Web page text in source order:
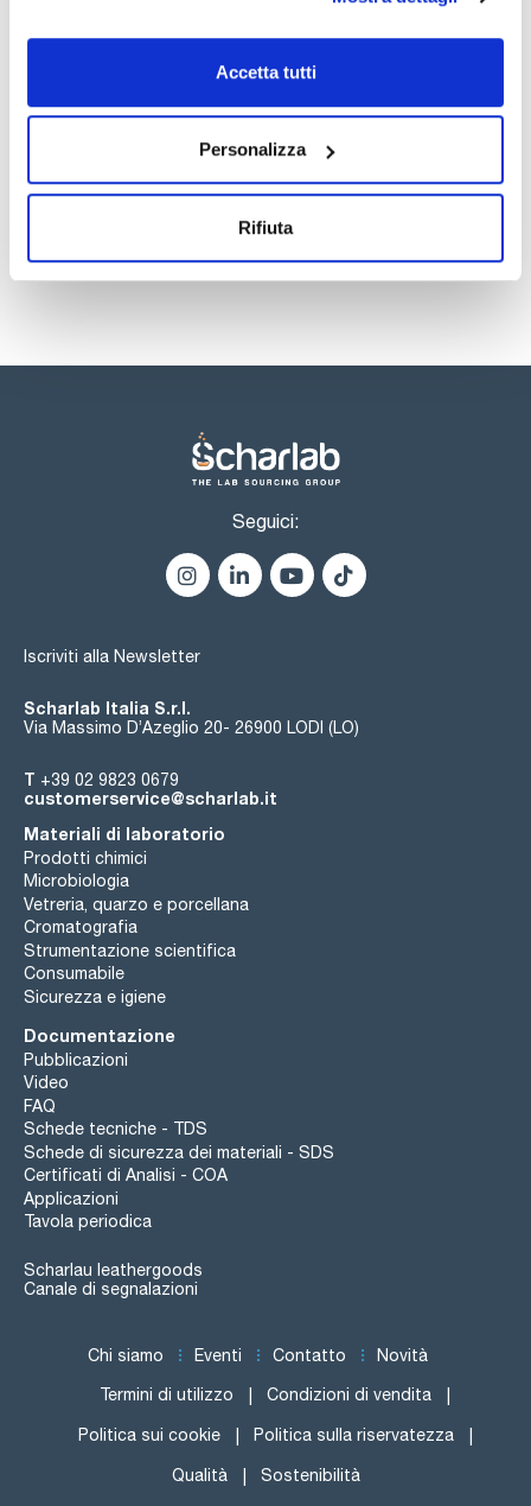
Accetta tutti
Personalizza
Rifiuta
Documentazione tecnica
TDS / Scheda tecnica
Registrati per i download
COA
Registrati per i download
SDS / Scheda di
Sicurezza
Registrati per i download
Seguici:
Iscriviti alla Newsletter
Scharlab Italia S.r.l.
Via Massimo D’Azeglio 20- 26900 LODI (LO)
T +39 02 9823 0679
customerservice@scharlab.it
Materiali di laboratorio
Prodotti chimici
Microbiologia
Vetreria, quarzo e porcellana
Cromatografia
Strumentazione scientifica
Consumabile
Sicurezza e igiene
Documentazione
Pubblicazioni
Video
FAQ
Schede tecniche - TDS
Schede di sicurezza dei materiali - SDS
Certificati di Analisi - COA
Applicazioni
Tavola periodica
Scharlau leathergoods
Canale di segnalazioni
Chi siamo Eventi Contatto Novità
Termini di utilizzo Condizioni di vendita
Politica sui cookie Politica sulla riservatezza
Qualità Sostenibilità